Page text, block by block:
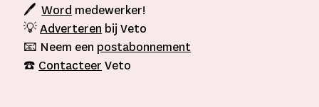
🖊Word medewerker!
💡Adverteren bij Veto
📧 Neem een postabonnement
☎️ Contacteer Veto